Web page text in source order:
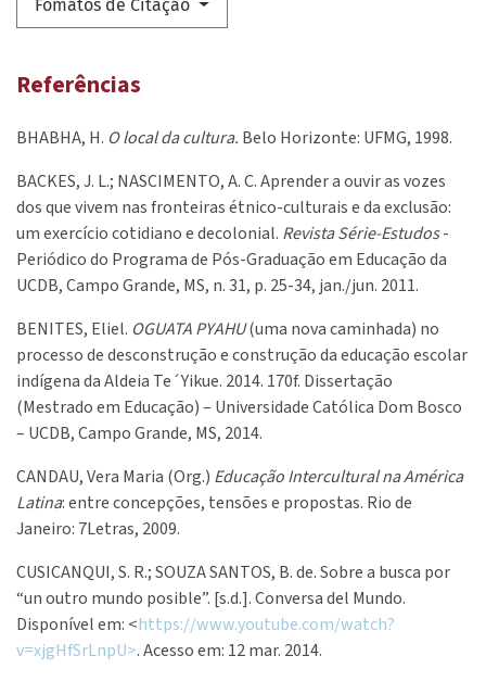
Fomatos de Citação
Referências
BHABHA, H. O local da cultura. Belo Horizonte: UFMG, 1998.
BACKES, J. L.; NASCIMENTO, A. C. Aprender a ouvir as vozes
dos que vivem nas fronteiras étnico-culturais e da exclusão:
um exercício cotidiano e decolonial. Revista Série-Estudos-
Periódico do Programa de Pós-Graduação em Educação da
UCDB, Campo Grande, MS, n. 31, p. 25-34, jan./jun. 2011.
BENITES, Eliel. OGUATA PYAHU(uma nova caminhada) no
processo de desconstrução e construção da educação escolar
indígena da Aldeia Te´Yikue. 2014. 170f. Dissertação
(Mestrado em Educação) – Universidade Católica Dom Bosco
– UCDB, Campo Grande, MS, 2014.
CANDAU, Vera Maria (Org.) Educação Intercultural na América
Latina: entre concepções, tensões e propostas. Rio de
Janeiro: 7Letras, 2009.
CUSICANQUI, S. R.; SOUZA SANTOS, B. de. Sobre a busca por
“un outro mundo posible”. [s.d.]. Conversa del Mundo.
Disponível em: <https://www.youtube.com/watch?
v=xjgHfSrLnpU>. Acesso em: 12 mar. 2014.